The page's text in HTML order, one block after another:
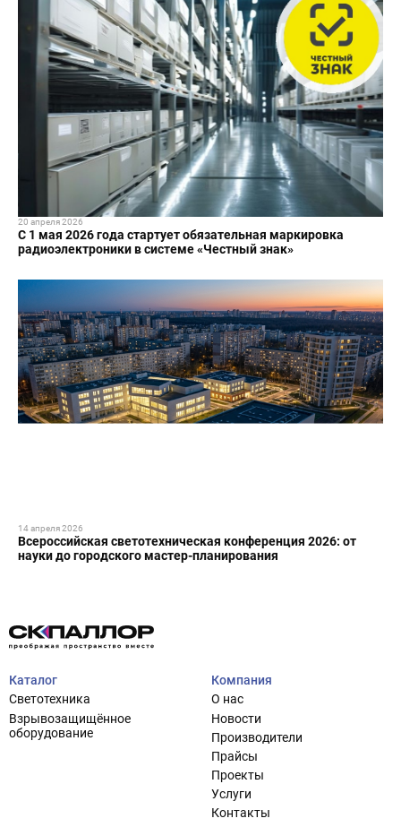
20 апреля 2026
С 1 мая 2026 года стартует обязательная маркировка
радиоэлектроники в системе «Честный знак»
14 апреля 2026
Всероссийская светотехническая конференция 2026: от
науки до городского мастер-планирования
Каталог
Светотехника
Взрывозащищённое
оборудование
Компания
О нас
Новости
Производители
Прайсы
Проекты
Услуги
Контакты